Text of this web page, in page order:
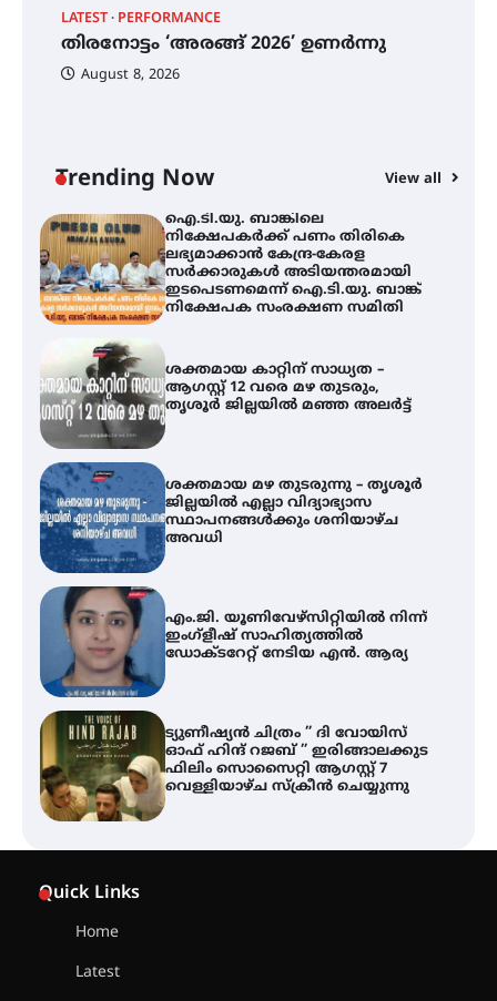
LATEST PERFORMANCE
തിരനോട്ടം ‘അരങ്ങ് 2026’ ഉണർന്നു
August 8, 2026
Trending Now View all
ഫിലിം സൊസൈറ്റി ആഗസ്റ്റ് 7
വെള്ളിയാഴ്ച സ്‌ക്രീൻ ചെയ്യുന്നു
ഐ.ടി.യു. ബാങ്കിലെ
നിക്ഷേപകർക്ക് പണം തിരികെ
ലഭ്യമാക്കാൻ കേന്ദ്ര-കേരള
സർക്കാരുകൾ അടിയന്തരമായി
ഇടപെടണമെന്ന് ഐ.ടി.യു. ബാങ്ക്
നിക്ഷേപക സംരക്ഷണ സമിതി
ശക്തമായ കാറ്റിന് സാധ്യത –
ആഗസ്റ്റ് 12 വരെ മഴ തുടരും,
തൃശൂർ ജില്ലയിൽ മഞ്ഞ അലർട്ട്
ശക്തമായ മഴ തുടരുന്നു – തൃശൂർ
ജില്ലയിൽ എല്ലാ വിദ്യാഭ്യാസ
സ്ഥാപനങ്ങൾക്കും ശനിയാഴ്ച
അവധി
എം.ജി. യൂണിവേഴ്‌സിറ്റിയിൽ നിന്ന്
ഇംഗ്ളീഷ് സാഹിത്യത്തിൽ
ഡോക്ടറേറ്റ് നേടിയ എൻ. ആര്യ
ട്യുണീഷ്യൻ ചിത്രം ” ദി വോയിസ്
ഓഫ് ഹിന്ദ് റജബ് ” ഇരിങ്ങാലക്കുട
ഫിലിം സൊസൈറ്റി ആഗസ്റ്റ് 7
വെള്ളിയാഴ്ച സ്‌ക്രീൻ ചെയ്യുന്നു
Quick Links
Home
Latest